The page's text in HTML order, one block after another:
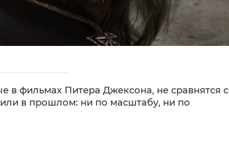
в фильмах Питера Джексона, не сравнятся с
в прошлом: ни по масштабу, ни по